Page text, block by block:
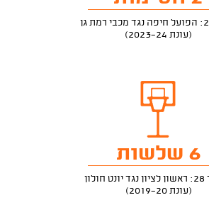
(עונת 2023-24)
6 שלשות
(עונת 2019-20)